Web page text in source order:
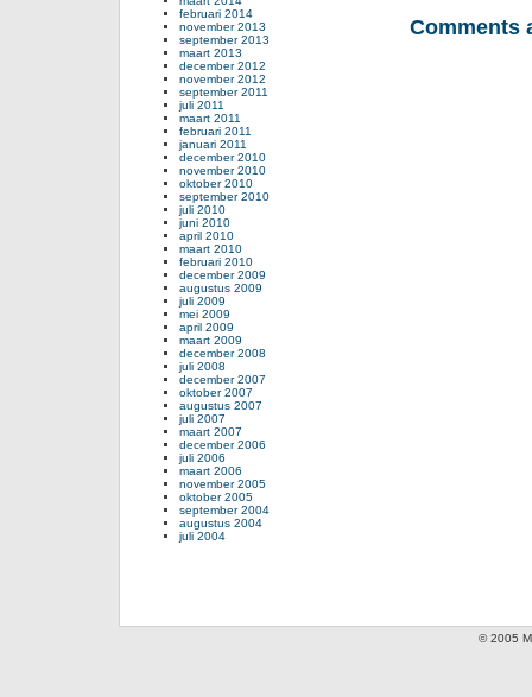
Comments
februari 2014
november 2013
september 2013
maart 2013
december 2012
november 2012
september 2011
juli 2011
maart 2011
februari 2011
januari 2011
december 2010
november 2010
oktober 2010
september 2010
juli 2010
juni 2010
april 2010
maart 2010
februari 2010
december 2009
augustus 2009
juli 2009
mei 2009
april 2009
maart 2009
december 2008
juli 2008
december 2007
oktober 2007
augustus 2007
juli 2007
maart 2007
december 2006
juli 2006
maart 2006
november 2005
oktober 2005
september 2004
augustus 2004
juli 2004
© 2005